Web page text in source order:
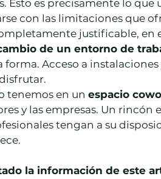
Esto es precisamente lo
con las limitaciones que
justificable, en
de un entorno de
Acceso a
tenemos en un espacio
y las empresas. Un rincón
tengan a su
la información de este